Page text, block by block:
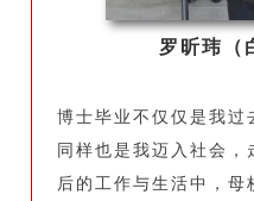
罗昕玮（
博士毕业不仅仅是我过
同样也是我迈入社会，
后的工作与生活中，母